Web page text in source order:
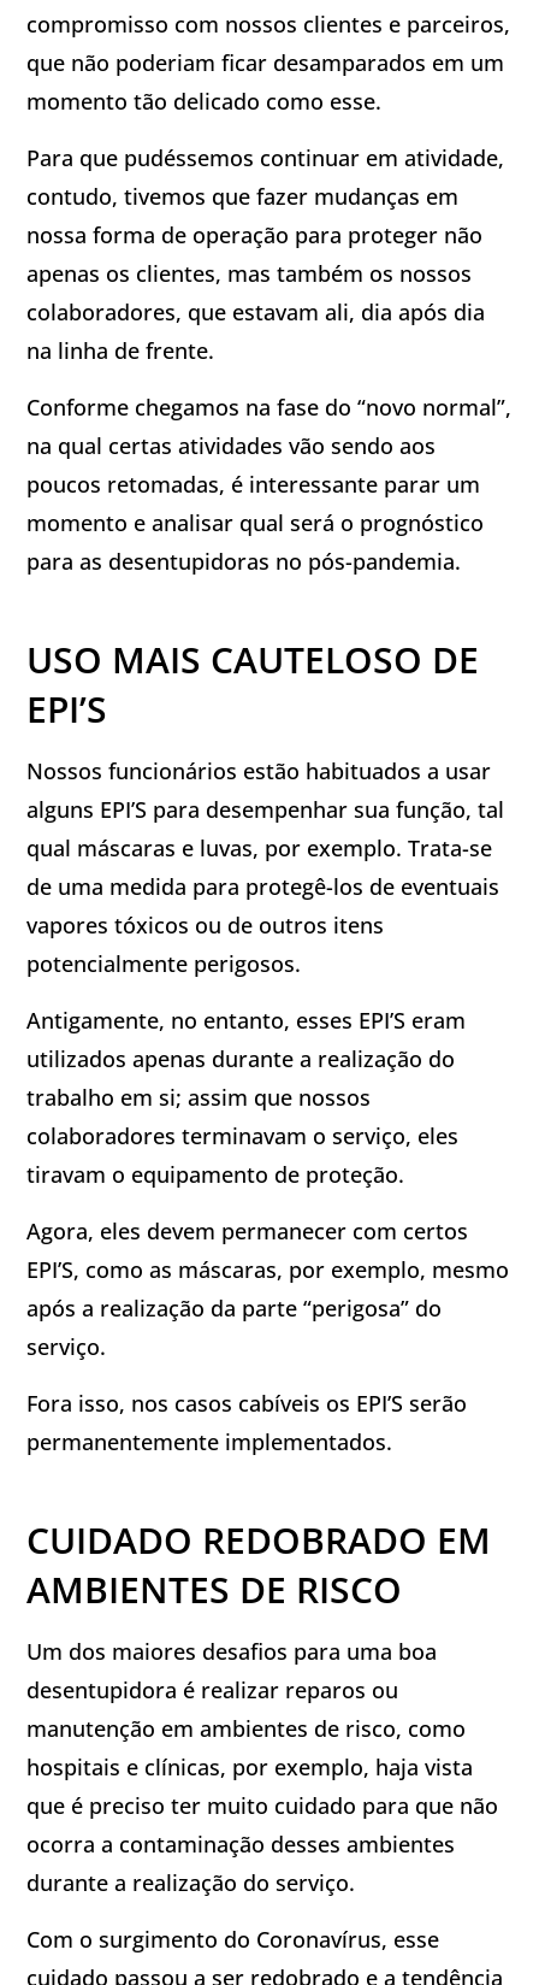
compromisso com nossos clientes e parceiros,
que não poderiam ficar desamparados em um
momento tão delicado como esse.
Para que pudéssemos continuar em atividade,
contudo, tivemos que fazer mudanças em
nossa forma de operação para proteger não
apenas os clientes, mas também os nossos
colaboradores, que estavam ali, dia após dia
na linha de frente.
Conforme chegamos na fase do “novo normal”,
na qual certas atividades vão sendo aos
poucos retomadas, é interessante parar um
momento e analisar qual será o prognóstico
para as desentupidoras no pós-pandemia.
USO MAIS CAUTELOSO DE
EPI’S
Nossos funcionários estão habituados a usar
alguns EPI’S para desempenhar sua função, tal
qual máscaras e luvas, por exemplo. Trata-se
de uma medida para protegê-los de eventuais
vapores tóxicos ou de outros itens
potencialmente perigosos.
Antigamente, no entanto, esses EPI’S eram
utilizados apenas durante a realização do
trabalho em si; assim que nossos
colaboradores terminavam o serviço, eles
tiravam o equipamento de proteção.
Agora, eles devem permanecer com certos
EPI’S, como as máscaras, por exemplo, mesmo
após a realização da parte “perigosa” do
serviço.
Fora isso, nos casos cabíveis os EPI’S serão
permanentemente implementados.
CUIDADO REDOBRADO EM
AMBIENTES DE RISCO
Um dos maiores desafios para uma boa
desentupidora é realizar reparos ou
manutenção em ambientes de risco, como
hospitais e clínicas, por exemplo, haja vista
que é preciso ter muito cuidado para que não
ocorra a contaminação desses ambientes
durante a realização do serviço.
Com o surgimento do Coronavírus, esse
cuidado passou a ser redobrado e a tendência